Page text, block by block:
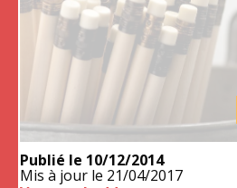
Publié le 10/12/2014
Mis à jour le 21/04/2017